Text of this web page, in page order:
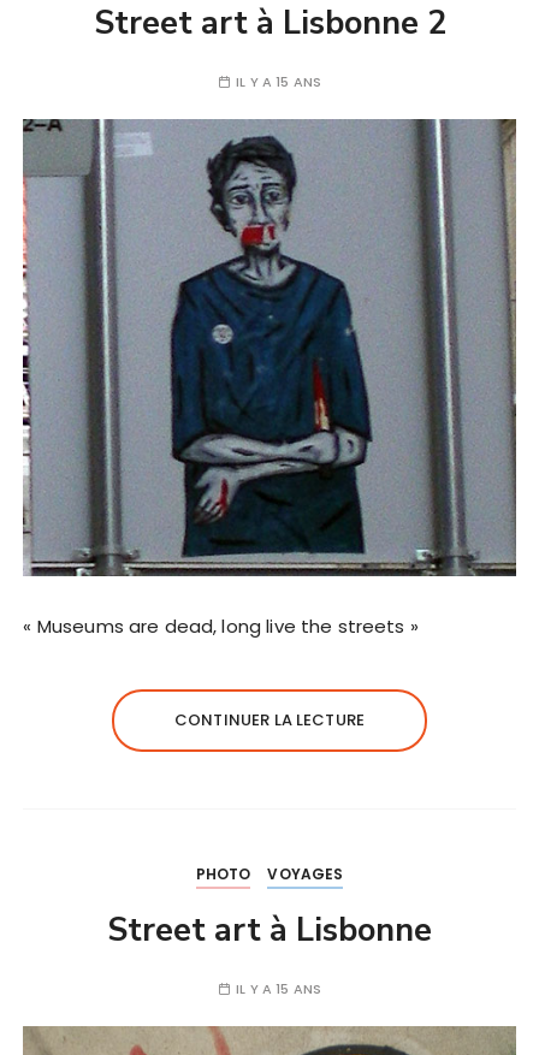
Street art à Lisbonne 2
IL Y A 15 ANS
« Museums are dead, long live the streets »
CONTINUER LA LECTURE
PHOTO VOYAGES
Street art à Lisbonne
IL Y A 15 ANS